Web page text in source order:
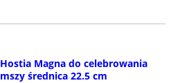
Hostia Magna do celebrowania
mszy średnica 22.5 cm